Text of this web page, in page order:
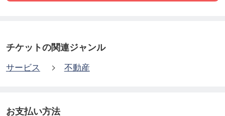
チケットの関連ジャンル
サービス 不動産
お支払い方法